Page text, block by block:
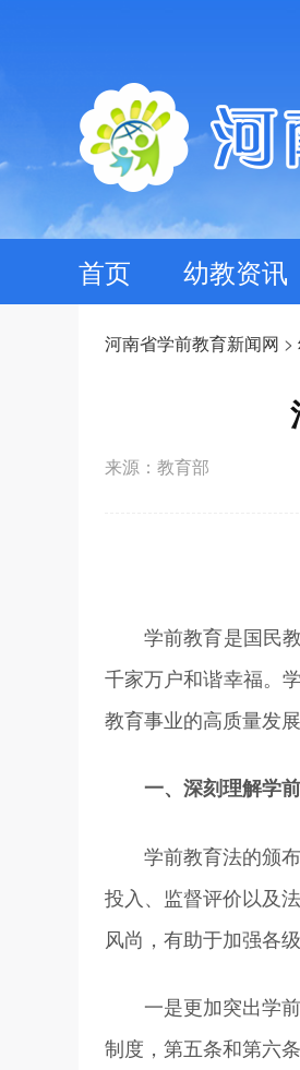
首页 幼教资讯
河南省学前教育新闻网 >
来源：教育部
学前教育是国民教
千家万户和谐幸福。
教育事业的高质量发
一、深刻理解学
学前教育法的颁布
投入、监督评价以及
风尚，有助于加强各
一是更加突出学前
制度，第五条和第六